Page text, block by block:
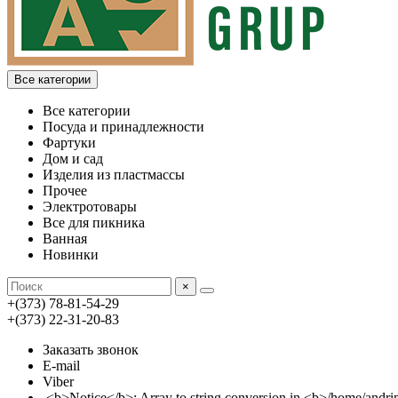
Все категории
Все категории
Посуда и принадлежности
Фартуки
Дом и сад
Изделия из пластмассы
Прочее
Электротовары
Все для пикника
Ванная
Новинки
×
+(373) 78-81-54-29
+(373) 22-31-20-83
Заказать звонок
E-mail
Viber